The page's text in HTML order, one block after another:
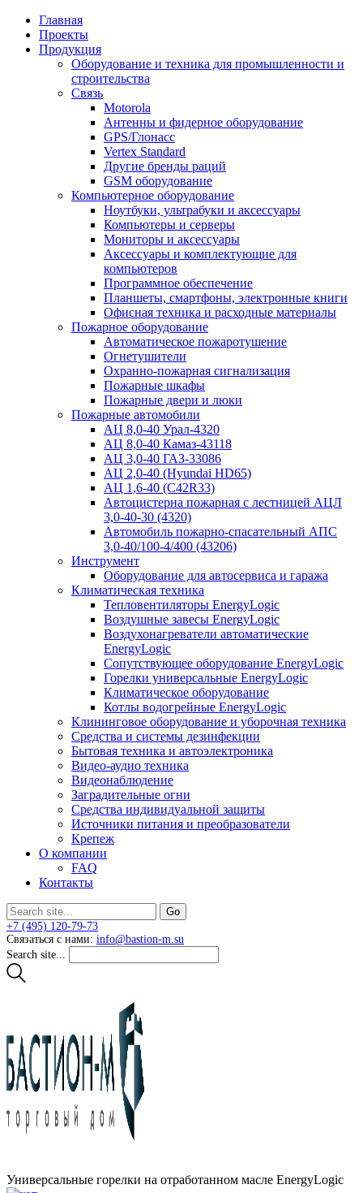
Главная
Проекты
Продукция
Оборудование и техника для промышленности и
строительства
Связь
Motorola
Антенны и фидерное оборудование
GPS/Глонасс
Vertex Standard
Другие бренды раций
GSM оборудование
Компьютерное оборудование
Ноутбуки, ультрабуки и аксессуары
Компьютеры и серверы
Мониторы и аксессуары
Аксессуары и комплектующие для
компьютеров
Программное обеспечение
Планшеты, смартфоны, электронные книги
Офисная техника и расходные материалы
Пожарное оборудование
Автоматическое пожаротушение
Огнетушители
Охранно-пожарная сигнализация
Пожарные шкафы
Пожарные двери и люки
Пожарные автомобили
АЦ 8,0-40 Урал-4320
АЦ 8,0-40 Камаз-43118
АЦ 3,0-40 ГАЗ-33086
АЦ 2,0-40 (Hyundai HD65)
АЦ 1,6-40 (C42R33)
Автоцистерна пожарная с лестницей АЦЛ
3,0-40-30 (4320)
Автомобиль пожарно-спасательный АПС
3,0-40/100-4/400 (43206)
Инструмент
Оборудование для автосервиса и гаража
Климатическая техника
Тепловентиляторы EnergyLogic
Воздушные завесы EnergyLogic
Воздухонагреватели автоматические
EnergyLogic
Сопутствующее оборудование EnergyLogic
Горелки универсальные EnergyLogic
Климатическое оборудование
Котлы водогрейные EnergyLogic
Клининговое оборудование и уборочная техника
Средства и системы дезинфекции
Бытовая техника и автоэлектроника
Видео-аудио техника
Видеонаблюдение
Заградительные огни
Средства индивидуальной защиты
Источники питания и преобразователи
Крепеж
О компании
FAQ
Контакты
+7 (495) 120-79-73
Связаться с нами: info@bastion-m.su
Search site...
Универсальные горелки на отработанном масле EnergyLogic